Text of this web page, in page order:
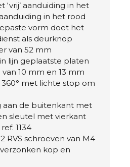
‘vrij’ aanduiding in het
in het rood
vorm doet het
als deurknop
van 52 mm
lijn geplaatste platen
10 mm en 13 mm
360° met lichte stop om
aan de buitenkant met
sleutel met vierkant
1134
RVS schroeven van M4
kop en